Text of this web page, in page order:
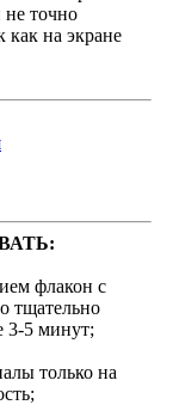
точно
как на экране
флакон с
тщательно
3-5 минут;
только на